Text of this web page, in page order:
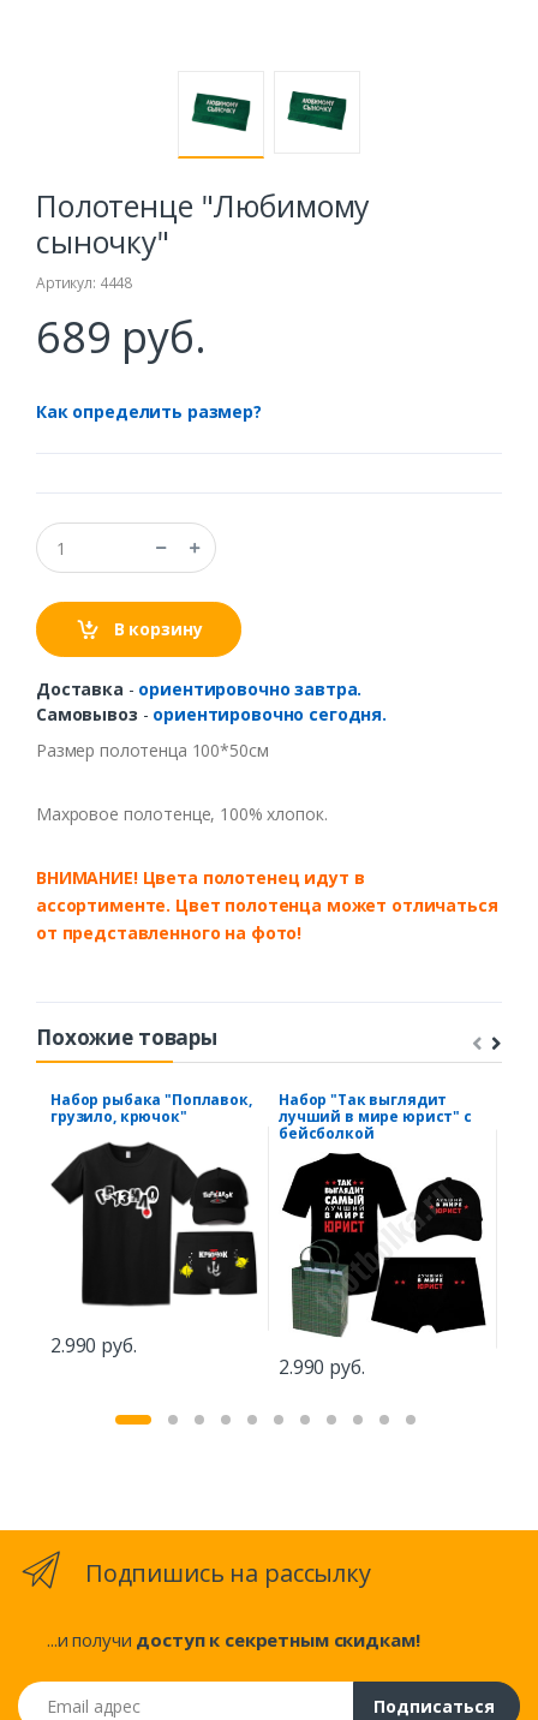
Полотенце "Любимому
сыночку"
Артикул: 4448
689 руб.
Как определить размер?
В корзину
Доставка - ориентировочно завтра.
Самовывоз - ориентировочно сегодня.
Размер полотенца 100*50см
Махровое полотенце, 100% хлопок.
ВНИМАНИЕ! Цвета полотенец идут в
ассортименте. Цвет полотенца может отличаться
от представленного на фото!
Похожие товары
Набор рыбака "Поплавок,
грузило, крючок"
2.990 руб.
Набор "Так выглядит
лучший в мире юрист" с
бейсболкой
2.990 руб.
Подпишись на рассылку
...и получи доступ к секретным скидкам!
Email адрес
Подписаться